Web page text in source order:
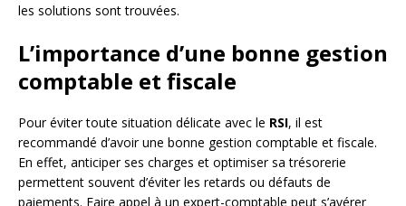
les solutions sont trouvées.
L’importance d’une bonne gestion
comptable et fiscale
Pour éviter toute situation délicate avec le RSI, il est
recommandé d’avoir une bonne gestion comptable et fiscale.
En effet, anticiper ses charges et optimiser sa trésorerie
permettent souvent d’éviter les retards ou défauts de
paiements. Faire appel à un expert-comptable peut s’avérer